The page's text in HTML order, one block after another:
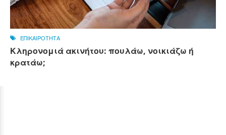
ΕΠΙΚΑΙΡΟΤΗΤΑ
Κληρονομιά ακινήτου: πουλάω, νοικιάζω ή
κρατάω;